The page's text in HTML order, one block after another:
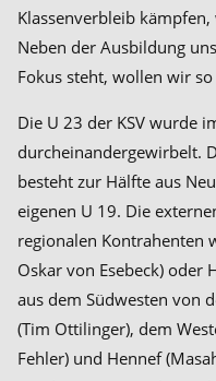
Klassenverbleib
Neben der Ausbildung
Fokus steht, wollen wir
Die U 23 der KSV wurde
durcheinandergewirbelt.
besteht zur Hälfte aus
eigenen U 19. Die
regionalen Kontrahenten
Oskar von Esebeck) oder
aus dem Südwesten von
(Tim Ottilinger), dem
Fehler) und Hennef